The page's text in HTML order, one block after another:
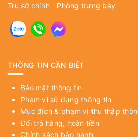
Trụ sở chính Phòng trưng bày
THÔNG TIN CẦN BIẾT
Bảo mật thông tin
Phạm vi sử dụng thông tin
Mục đích & phạm vi thu thập
Đổi trả hàng, hoàn tiền
Chính sách bảo hành